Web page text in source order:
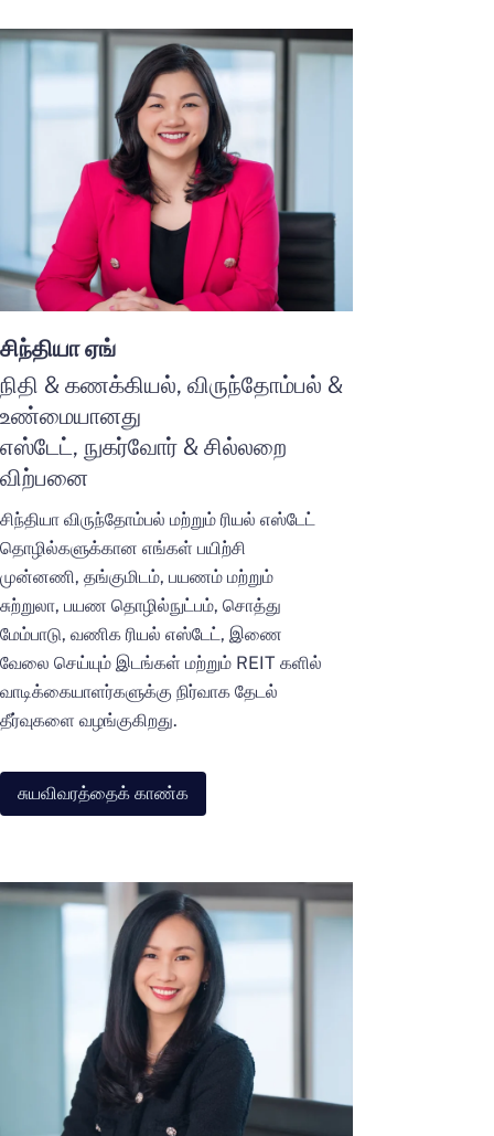
சிந்தியா ஏங்
நிதி & கணக்கியல், விருந்தோம்பல் &
உண்மையானது
எஸ்டேட், நுகர்வோர் & சில்லறை
விற்பனை
சிந்தியா விருந்தோம்பல் மற்றும் ரியல் எஸ்டேட்
தொழில்களுக்கான எங்கள் பயிற்சி
முன்னணி, தங்குமிடம், பயணம் மற்றும்
சுற்றுலா, பயண தொழில்நுட்பம், சொத்து
மேம்பாடு, வணிக ரியல் எஸ்டேட், இணை
வேலை செய்யும் இடங்கள் மற்றும் REIT களில்
வாடிக்கையாளர்களுக்கு நிர்வாக தேடல்
தீர்வுகளை வழங்குகிறது.
சுயவிவரத்தைக் காண்க